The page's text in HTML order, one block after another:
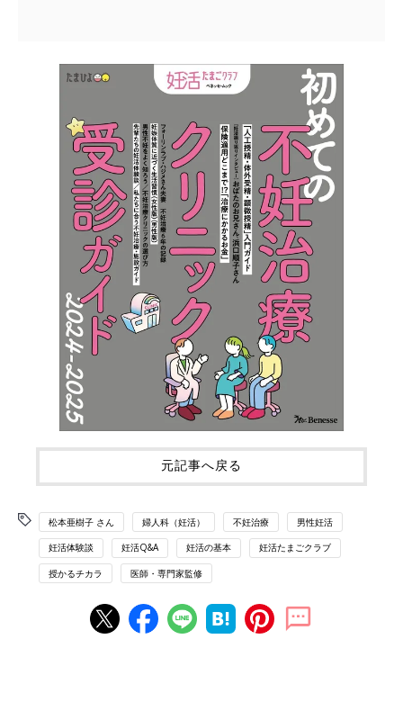
元記事へ戻る
松本亜樹子 さん 婦人科（妊活） 不妊治療 男性妊活
妊活体験談 妊活Q&A 妊活の基本 妊活たまごクラブ
授かるチカラ 医師・専門家監修